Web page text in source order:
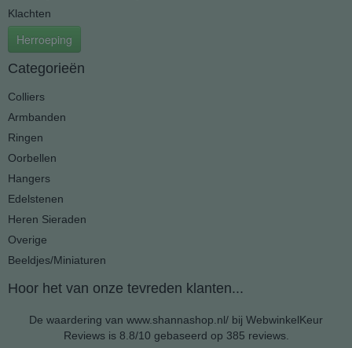
Klachten
Herroeping
Categorieën
Colliers
Armbanden
Ringen
Oorbellen
Hangers
Edelstenen
Heren Sieraden
Overige
Beeldjes/Miniaturen
Hoor het van onze tevreden klanten...
De waardering van www.shannashop.nl/ bij WebwinkelKeur
Reviewsis 8.8/10 gebaseerd op 385 reviews.